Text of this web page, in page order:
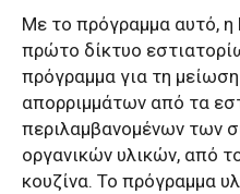
Με το πρόγραμμα αυτό, η
πρώτο δίκτυο
πρόγραμμα για τη
απορριμμάτων από τα
περιλαμβανομένων των
οργανικών υλικών, από
κουζίνα. Το πρόγραμμα